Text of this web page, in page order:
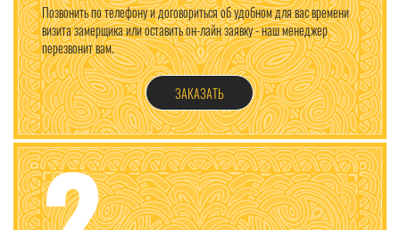
Позвонить по телефону и договориться об удобном для вас времени
визита замерщика или оставить он-лайн заявку - наш менеджер
перезвонит вам.
ЗАКАЗАТЬ